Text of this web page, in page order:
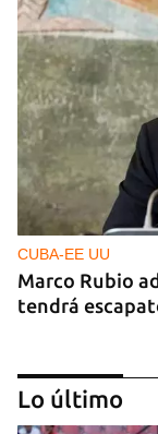
CUBA-EE UU
Marco Rubio
tendrá
Lo último